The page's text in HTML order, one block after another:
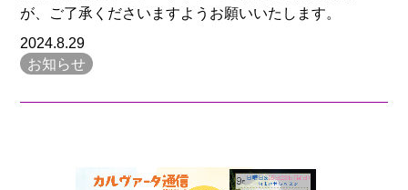
が、ご了承くださいますようお願いいたします。
2024.8.29
お知らせ